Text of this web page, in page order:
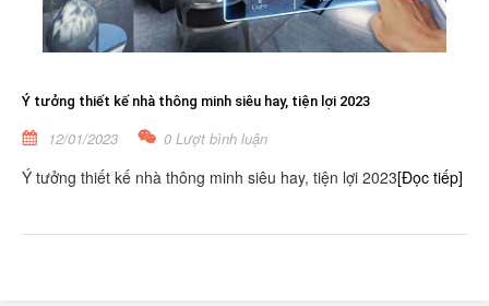
Ý tưởng thiết kế nhà thông minh siêu hay, tiện lợi 2023
12/01/2023 0 Lượt bình luận
Ý tưởng thiết kế nhà thông minh siêu hay, tiện lợi 2023[Đọc tiếp]